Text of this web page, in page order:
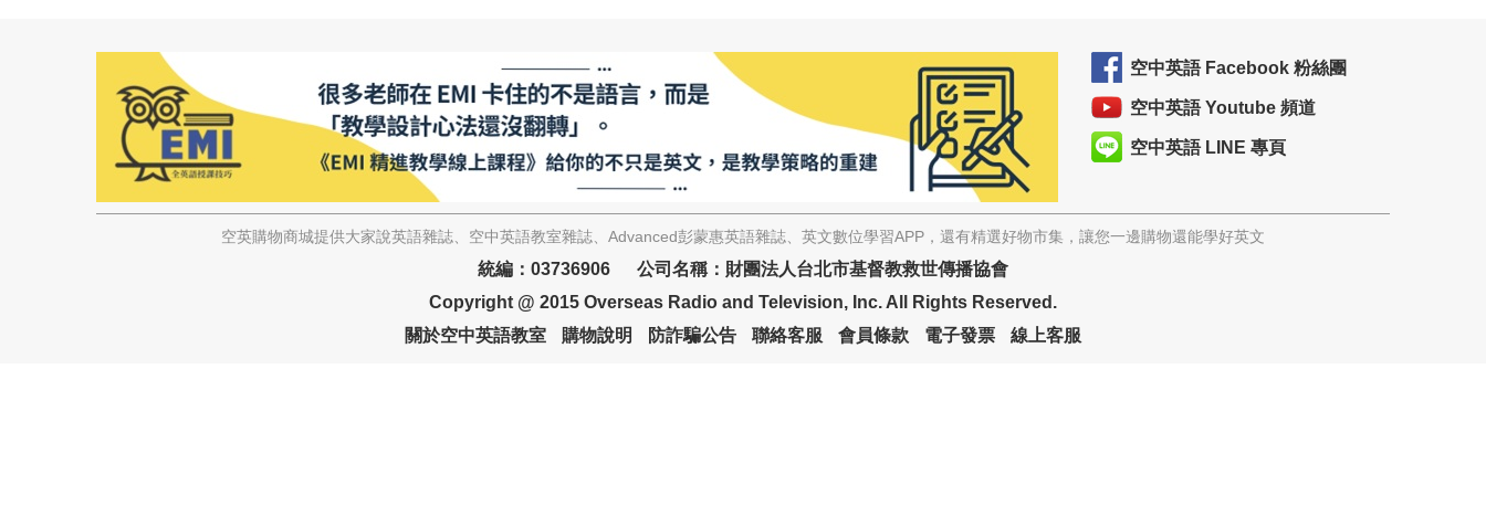
空中英語 Facebook 粉絲團
空中英語 Youtube 頻道
空中英語 LINE 專頁
空英購物商城提供大家說英語雜誌、空中英語教室雜誌、Advanced彭蒙惠英語雜誌、英文數位學習APP，還有精選好物市集，讓您一邊購物還能學好英文
統編：03736906 公司名稱：財團法人台北市基督教救世傳播協會
Copyright @ 2015 Overseas Radio and Television, Inc. All Rights Reserved.
關於空中英語教室
購物說明 防詐騙公告 聯絡客服 會員條款 電子發票 線上客服